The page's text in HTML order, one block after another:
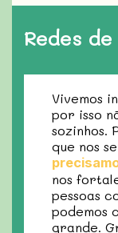
Redes
Vivemos
por isso
sozinhos.
que nos
nos
pessoas
podemos
grande.